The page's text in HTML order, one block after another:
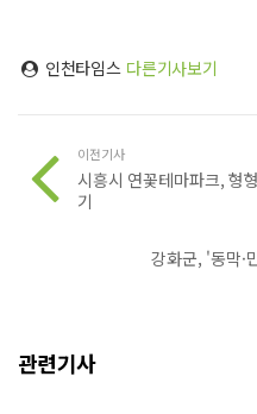
인천타임스 다른기사보기
이전기사
시흥시 연꽃테마파크, 형
기
강화군, '동막·
관련기사